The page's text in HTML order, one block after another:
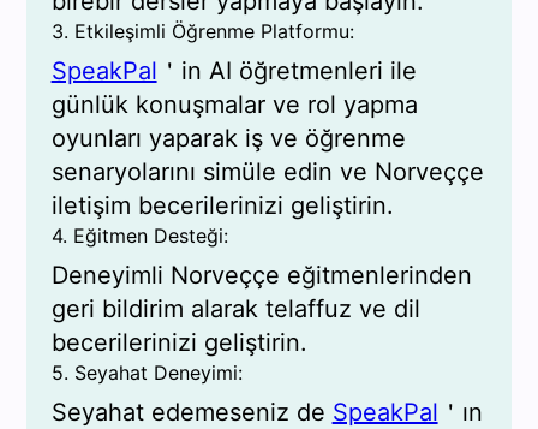
3. Etkileşimli Öğrenme Platformu:
SpeakPal ＇in AI öğretmenleri ile
günlük konuşmalar ve rol yapma
oyunları yaparak iş ve öğrenme
senaryolarını simüle edin ve Norveççe
iletişim becerilerinizi geliştirin.
4. Eğitmen Desteği:
Deneyimli Norveççe eğitmenlerinden
geri bildirim alarak telaffuz ve dil
becerilerinizi geliştirin.
5. Seyahat Deneyimi:
Seyahat edemeseniz de SpeakPal ＇ın